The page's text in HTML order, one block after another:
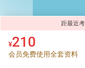
距最近
¥210
会员免费使用全套资料